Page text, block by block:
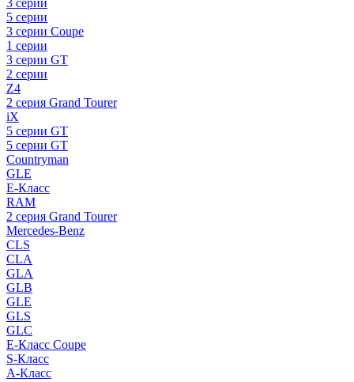
3 серии
5 серии
3 серии Coupe
1 серии
3 серии GT
2 серии
Z4
2 серия Grand Tourer
iX
5 серии GT
5 серии GT
Countryman
GLE
E-Класс
RAM
2 серия Grand Tourer
Mercedes-Benz
CLS
CLA
GLA
GLB
GLE
GLS
GLC
E-Класс Coupe
S-Класс
A-Класс